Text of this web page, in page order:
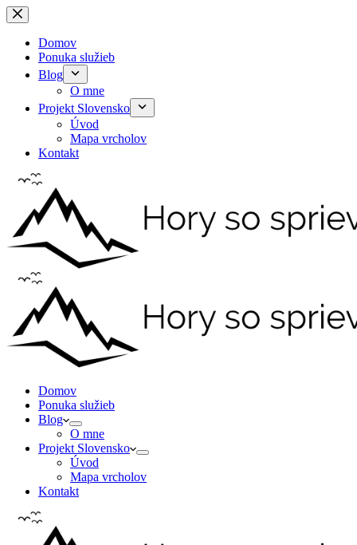
Skip
to
contentDomov
Ponuka služieb
Blog
O mne
Projekt Slovensko
Úvod
Mapa vrcholov
Kontakt
Domov
Ponuka služieb
Blog
O mne
Projekt Slovensko
Úvod
Mapa vrcholov
Kontakt